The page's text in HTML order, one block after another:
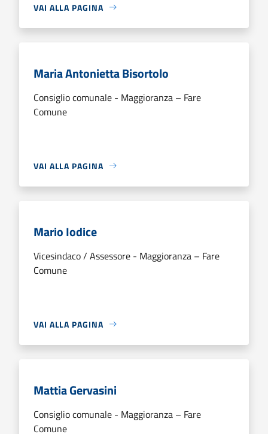
VAI ALLA PAGINA
Maria Antonietta Bisortolo
Consiglio comunale - Maggioranza – Fare
Comune
VAI ALLA PAGINA
Mario Iodice
Vicesindaco / Assessore - Maggioranza – Fare
Comune
VAI ALLA PAGINA
Mattia Gervasini
Consiglio comunale - Maggioranza – Fare
Comune